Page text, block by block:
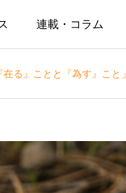
連載・コラム
る』ことと『為す』こと」